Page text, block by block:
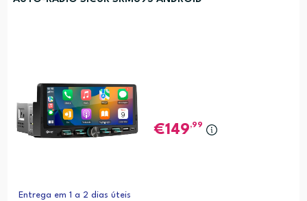
149,99
Entrega em 1 a 2 dias úteis